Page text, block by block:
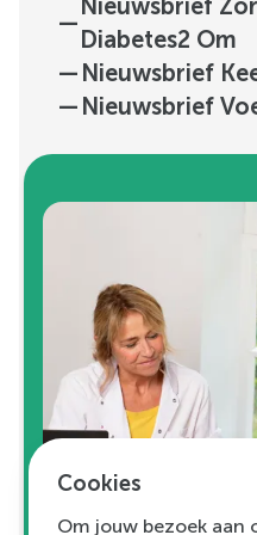
—
Nieuwsbrief
Diabetes2 Om
— Nieuwsbrief
— Nieuwsbrief
Vacatures
H.J.E.
123, unit D1.01
Cookies
Om jouw bezoek aan